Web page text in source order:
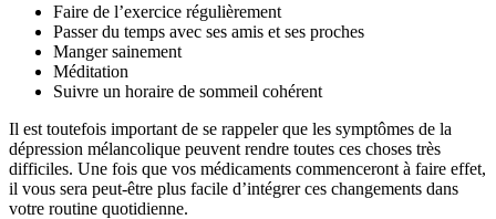
Faire de l’exercice régulièrement
Passer du temps avec ses amis et ses proches
Manger sainement
Méditation
Suivre un horaire de sommeil cohérent
Il est toutefois important de se rappeler que les symptômes de la
dépression mélancolique peuvent rendre toutes ces choses très
difficiles. Une fois que vos médicaments commenceront à faire effet,
il vous sera peut-être plus facile d’intégrer ces changements dans
votre routine quotidienne.